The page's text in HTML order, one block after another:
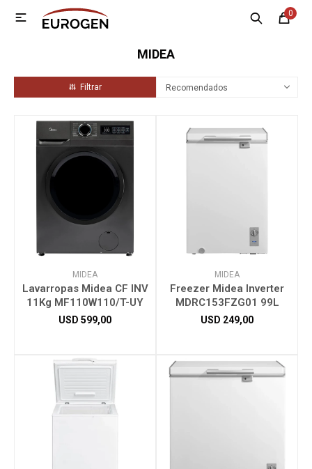
0

MIDEA
Recomendados
MIDEA
Lavarropas Midea CF INV
11Kg MF110W110/T-UY
USD 599,00
MIDEA
Freezer Midea Inverter
MDRC153FZG01 99L
USD 249,00
MI CUENTA
Contacto
Tecnología
Climatización
Bicicletas
Herramientas
Bebés